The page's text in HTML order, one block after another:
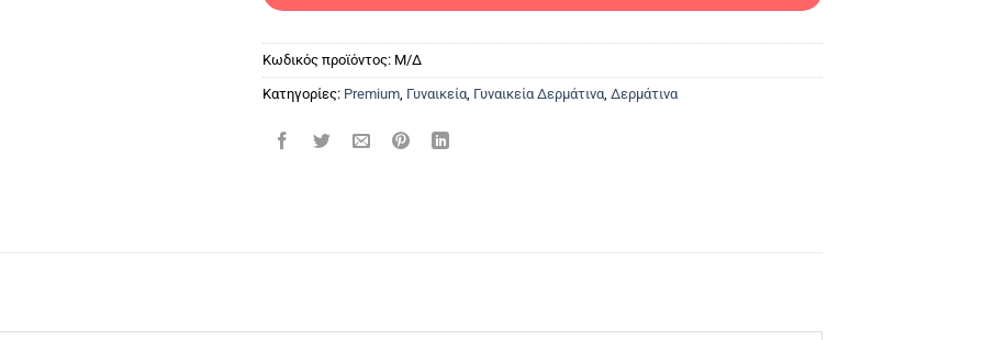
Κωδικός προϊόντος: Μ/Δ
Κατηγορίες: Premium Γυναικεία Γυναικεία Δερμάτινα Δερμάτινα